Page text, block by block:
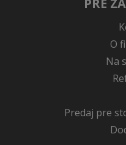
PRE
O
Na
Predaj pre